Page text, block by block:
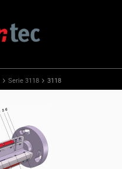
Serie 3118 3118